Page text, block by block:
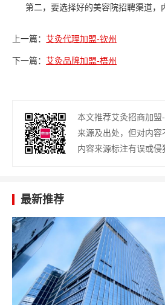
第二，要选择好的美容院招聘渠道，
上一篇： 艾灸代理加盟-钦州
下一篇： 艾灸品牌加盟-梧州
本文推荐艾灸招商加
来源及出处，但对内
内容来源标注有误或
最新推荐